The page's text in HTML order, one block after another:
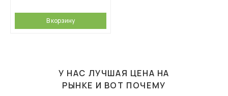
В корзину
У НАС ЛУЧШАЯ ЦЕНА НА
РЫНКЕ И ВОТ ПОЧЕМУ